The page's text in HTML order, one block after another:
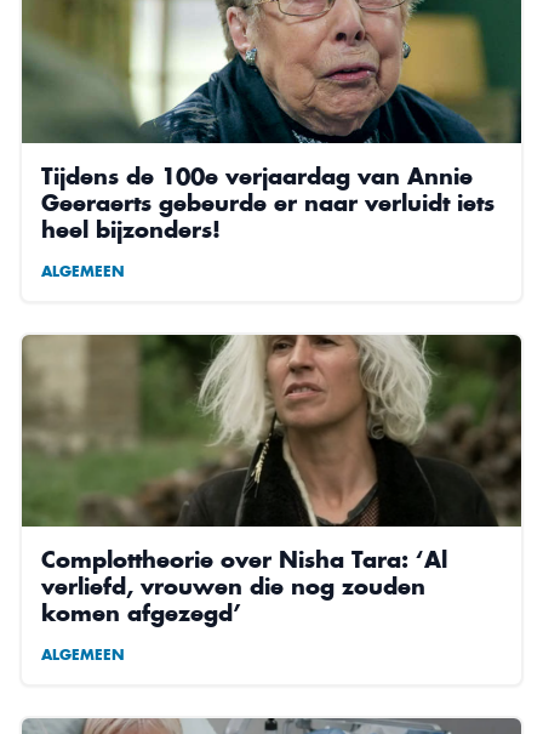
Tijdens de 100e verjaardag van Annie
Geeraerts gebeurde er naar verluidt iets
heel bijzonders!
ALGEMEEN
Complottheorie over Nisha Tara: ‘Al
verliefd, vrouwen die nog zouden
komen afgezegd’
ALGEMEEN